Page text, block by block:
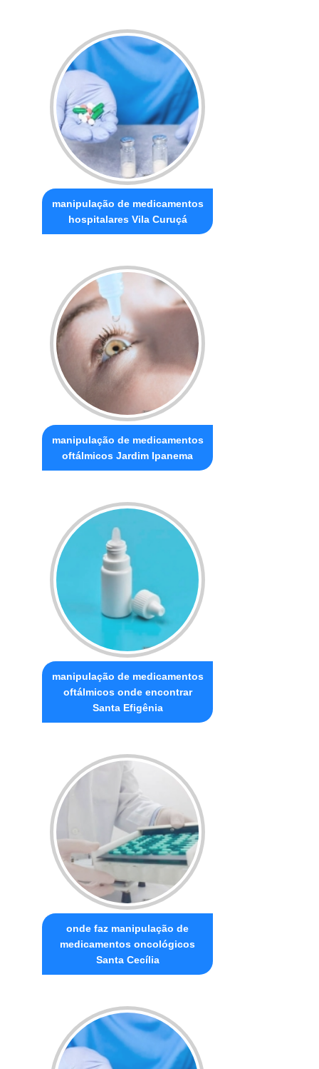
manipulação de medicamentos
hospitalares Vila Curuçá
manipulação de medicamentos
oftálmicos Jardim Ipanema
manipulação de medicamentos
oftálmicos onde encontrar
Santa Efigênia
onde faz manipulação de
medicamentos oncológicos
Santa Cecília